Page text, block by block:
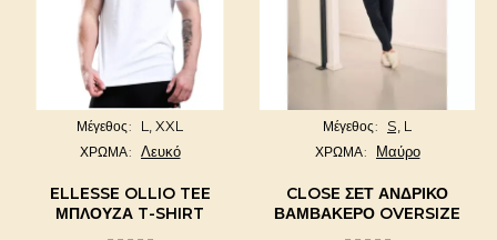
Μέγεθος L,XXL
ΧΡΩΜΑ Λευκό
ELLESSE OLLIO TEE
ΜΠΛΟΎΖΑ T-SHIRT
Μέγεθος S, L
ΧΡΩΜΑ Μαύρο
CLOSE ΣΕΤ ΑΝΔΡΙΚΌ
ΒΑΜΒΑΚΕΡΌ OVERSIZE